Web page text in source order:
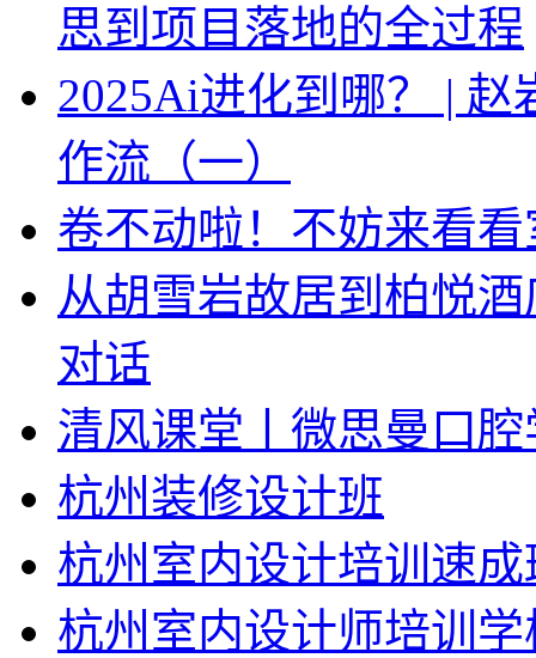
思到项目落地的全过程
2025Ai进化到哪？ |
作流（一）
卷不动啦！不妨来看
从胡雪岩故居到柏悦
对话
清风课堂丨微思曼口
杭州装修设计班
杭州室内设计培训速成
杭州室内设计师培训